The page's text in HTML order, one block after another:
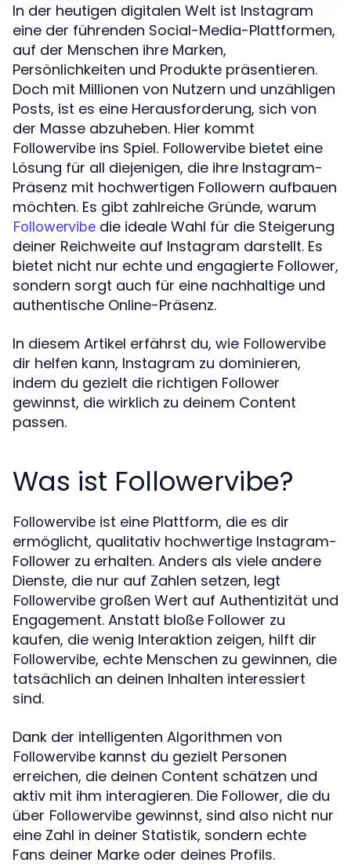
In der heutigen digitalen Welt ist Instagram
eine der führenden Social-Media-Plattformen,
auf der Menschen ihre Marken,
Persönlichkeiten und Produkte präsentieren.
Doch mit Millionen von Nutzern und unzähligen
Posts, ist es eine Herausforderung, sich von
der Masse abzuheben. Hier kommt
Followervibe ins Spiel. Followervibe bietet eine
Lösung für all diejenigen, die ihre Instagram-
Präsenz mit hochwertigen Followern aufbauen
möchten. Es gibt zahlreiche Gründe, warum
Followervibe die ideale Wahl für die Steigerung
deiner Reichweite auf Instagram darstellt. Es
bietet nicht nur echte und engagierte Follower,
sondern sorgt auch für eine nachhaltige und
authentische Online-Präsenz.
In diesem Artikel erfährst du, wie Followervibe
dir helfen kann, Instagram zu dominieren,
indem du gezielt die richtigen Follower
gewinnst, die wirklich zu deinem Content
passen.
Was ist Followervibe?
Followervibe ist eine Plattform, die es dir
ermöglicht, qualitativ hochwertige Instagram-
Follower zu erhalten. Anders als viele andere
Dienste, die nur auf Zahlen setzen, legt
Followervibe großen Wert auf Authentizität und
Engagement. Anstatt bloße Follower zu
kaufen, die wenig Interaktion zeigen, hilft dir
Followervibe, echte Menschen zu gewinnen, die
tatsächlich an deinen Inhalten interessiert
sind.
Dank der intelligenten Algorithmen von
Followervibe kannst du gezielt Personen
erreichen, die deinen Content schätzen und
aktiv mit ihm interagieren. Die Follower, die du
über Followervibe gewinnst, sind also nicht nur
eine Zahl in deiner Statistik, sondern echte
Fans deiner Marke oder deines Profils.